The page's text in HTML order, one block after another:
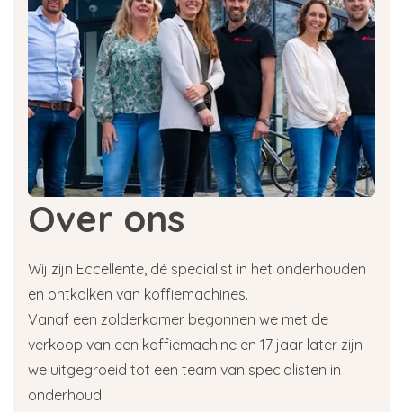
Over ons
Wij zijn Eccellente, dé specialist in het onderhouden
en ontkalken van koffiemachines.
Vanaf een zolderkamer begonnen we met de
verkoop van een koffiemachine en 17 jaar later zijn
we uitgegroeid tot een team van specialisten in
onderhoud.